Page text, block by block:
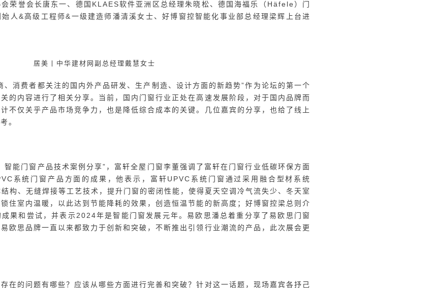
以《中欧门窗企业智能制造发展趋势》为主题，分享了近年来中欧门窗企业智能制
德国KLAES软件亚洲区总经理朱晓松分享
包括初步机械化、复杂机械集成，以及全面流程自动化，并特别提到了五金全自动装
高了生产效率和产品质量，也为门窗制造业的技术创新和未来发展方向树立了新标
代有着重要启示意义，受到了现场嘉宾和观众的广泛关注。
观点交锋，共同探索产业发展新方向
升级等多重考验的门窗行业，探索高质量增长的新路径显得尤为重要。本次会议的重
中国系统门窗技术研讨论坛重磅开启。
荣誉会长唐东一、德国KLAES软件亚洲区总经理朱晓松、德国海福乐（Häfele）门